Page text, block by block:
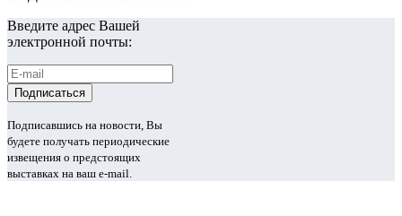
Введите адрес Вашей
электронной почты:
Подписавшись на новости, Вы
будете получать периодические
извещения о предстоящих
выставках на ваш e-mail.